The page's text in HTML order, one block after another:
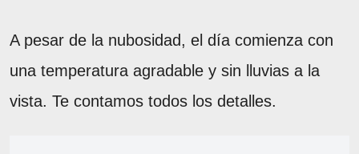
A pesar de la nubosidad, el día comienza con
una temperatura agradable y sin lluvias a la
vista. Te contamos todos los detalles.